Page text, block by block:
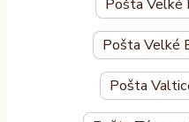
Pošta Velké
Pošta Velké
Pošta